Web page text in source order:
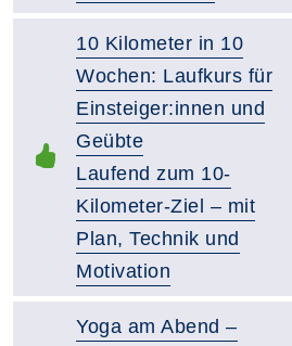
10 Kilometer in 10
Wochen: Laufkurs für
Einsteiger:innen und
Geübte
Laufend zum 10-
Kilometer-Ziel – mit
Plan, Technik und
Motivation
Yoga am Abend –